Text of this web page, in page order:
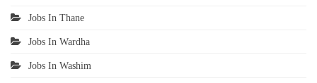
Jobs In Thane
Jobs In Wardha
Jobs In Washim